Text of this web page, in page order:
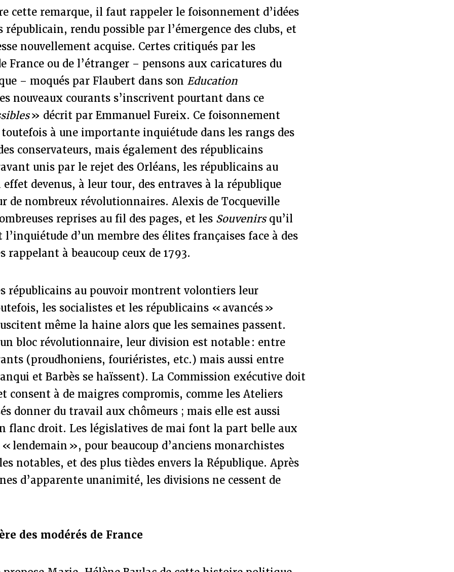
cette remarque, il faut rappeler le foisonnement d’idées
républicain, rendu possible par l’émergence des clubs, et
nouvellement acquise. Certes critiqués par les
France ou de l’étranger – pensons aux caricatures du
– moqués par Flaubert dans son Education
nouveaux courants s’inscrivent pourtant dans ce
» décrit par Emmanuel Fureix. Ce foisonnement
toutefois à une importante inquiétude dans les rangs des
conservateurs, mais également des républicains
unis par le rejet des Orléans, les républicains au
devenus, à leur tour, des entraves à la république
de nombreux révolutionnaires. Alexis de Tocqueville
reprises au fil des pages, et les Souvenirsqu’il
d’un membre des élites françaises face à des
rappelant à beaucoup ceux de 1793.
républicains au pouvoir montrent volontiers leur
les socialistes et les républicains « avancés »
même la haine alors que les semaines passent.
bloc révolutionnaire, leur division est notable : entre
(proudhoniens, fouriéristes, etc.) mais aussi entre
et Barbès se haïssent). La Commission exécutive doit
consent à de maigres compromis, comme les Ateliers
donner du travail aux chômeurs ; mais elle est aussi
flanc droit. Les législatives de mai font la part belle aux
lendemain », pour beaucoup d’anciens monarchistes
notables, et des plus tièdes envers la République. Après
d’apparente unanimité, les divisions ne cessent de
des modérés de France